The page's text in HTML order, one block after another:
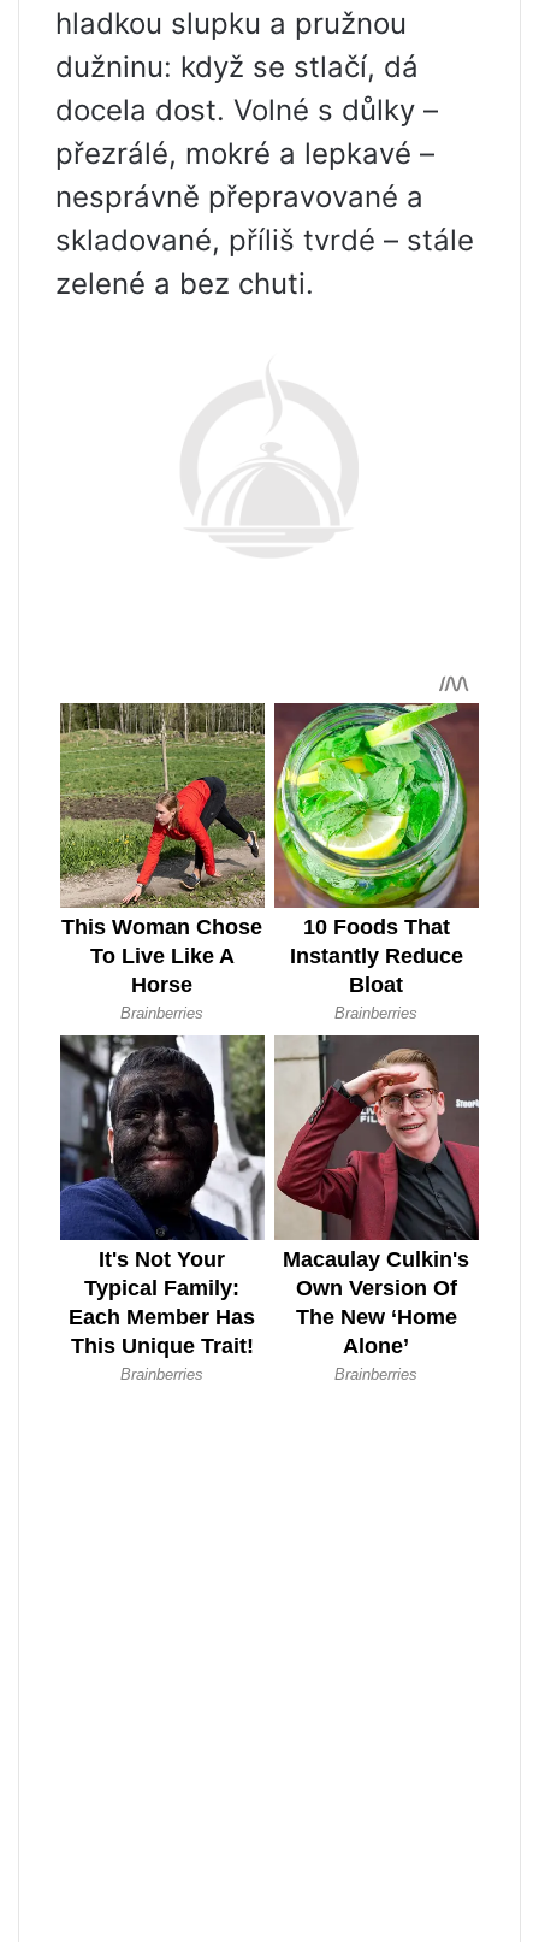
hladkou slupku a pružnou
dužninu: když se stlačí, dá
docela dost. Volné s důlky –
přezrálé, mokré a lepkavé –
nesprávně přepravované a
skladované, příliš tvrdé – stále
zelené a bez chuti.